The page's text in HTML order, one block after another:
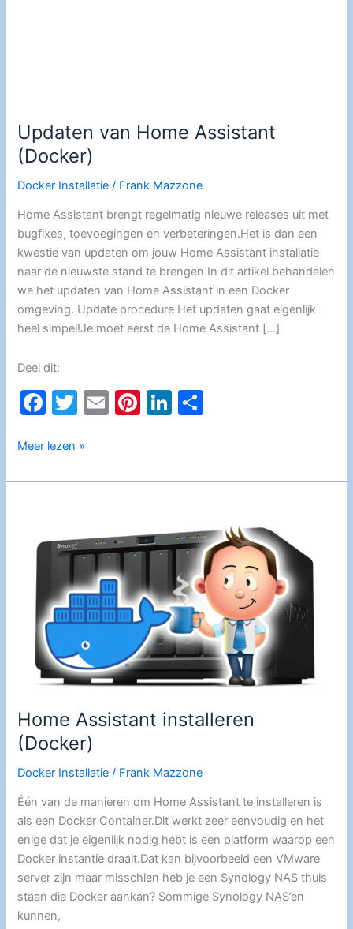
Updaten van Home Assistant
(Docker)
Docker Installatie / Frank Mazzone
Home Assistant brengt regelmatig nieuwe releases uit met
bugfixes, toevoegingen en verbeteringen.Het is dan een
kwestie van updaten om jouw Home Assistant installatie
naar de nieuwste stand te brengen.In dit artikel behandelen
we het updaten van Home Assistant in een Docker
omgeving. Update procedure Het updaten gaat eigenlijk
heel simpel!Je moet eerst de Home Assistant […]
Deel dit:
F
c
e
o
T
itt
er
E
l
Pi
e
Li
e
n
n
Updaten
Home
Meer lezen »
Home Assistant installeren
(Docker)
Docker Installatie / Frank Mazzone
Één van de manieren om Home Assistant te installeren is
als een Docker Container.Dit werkt zeer eenvoudig en het
enige dat je eigenlijk nodig hebt is een platform waarop een
Docker instantie draait.Dat kan bijvoorbeeld een VMware
server zijn maar misschien heb je een Synology NAS thuis
staan die Docker aankan? Sommige Synology NAS’en
kunnen,